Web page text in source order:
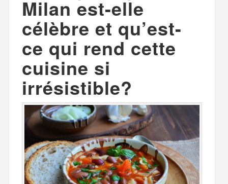
Milan est-elle
célèbre et qu’est-
ce qui rend cette
cuisine si
irrésistible?